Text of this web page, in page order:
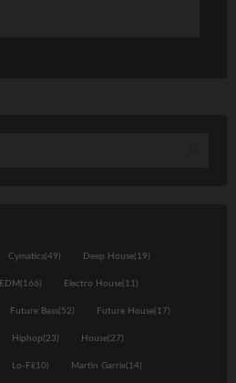
Cymatics(49) Deep House(19)
EDM(166) Electro House(11)
Future Bass(52) Future House(17)
Hiphop(23) House(27)
Lo-Fi(10) Martin Garrix(14)